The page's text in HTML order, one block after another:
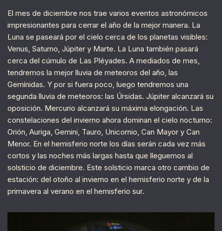
El mes de diciembre nos trae varios eventos astronómicos
impresionantes para cerrar el año de la mejor manera. La
Luna se paseará por el cielo cerca de los planetas visibles:
Venus, Saturno, Júpiter y Marte. La Luna también pasará
cerca del cúmulo de Las Pléyades. A mediados de mes,
tendremos la mejor lluvia de meteoros del año, las
Gemínidas. Y por si fuera poco, luego tendremos una
segunda lluvia de meteoros: las Úrsidas. Júpiter alcanzará su
oposición. Mercurio alcanzará su máxima elongación. Las
constelaciones del invierno ahora dominan el cielo nocturno:
Orión, Auriga, Gemini, Tauro, Unicornio, Can Mayor y Can
Menor. En el hemisferio norte los días serán cada vez más
cortos y las noches más largas hasta que lleguemos al
solsticio de diciembre. Este solsticio marca otro cambio de
estación: del otoño al invierno en el hemisferio norte y de la
primavera al verano en el hemisferio sur.